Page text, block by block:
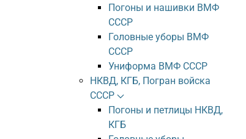
Погоны и нашивки ВМФ
СССР
Головные уборы ВМФ
СССР
Униформа ВМФ СССР
НКВД, КГБ, Погран войска
СССР
Погоны и петлицы НКВД,
КГБ